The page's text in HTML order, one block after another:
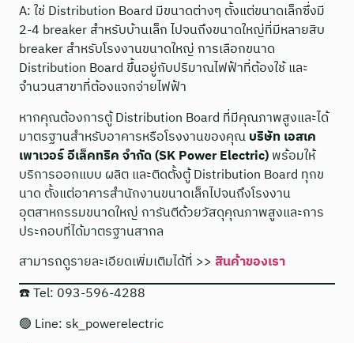
A: ใช่ Distribution Board มีขนาดต่างๆ ตั้งแต่ขนาดเล็กซึ่งมี
2-4 breaker สำหรับบ้านเล็ก ไปจนถึงขนาดใหญ่ที่มีหลายสิบ
breaker สำหรับโรงงานขนาดใหญ่ การเลือกขนาด
Distribution Board ขึ้นอยู่กับปริมาณไฟฟ้าที่ต้องใช้ และ
จำนวนสาขาที่ต้องแจกจ่ายไฟฟ้า
หากคุณต้องการตู้ Distribution Board ที่มีคุณภาพสูงและได้
มาตรฐานสำหรับอาคารหรือโรงงานของคุณบริษัท เอสเค
เพาเวอร์ อีเล็คทริค จำกัด (SK Power Electric)พร้อมให้
บริการออกแบบ ผลิต และติดตั้งตู้ Distribution Board ทุกข
นาด ตั้งแต่อาคารสำนักงานขนาดเล็กไปจนถึงโรงงาน
อุตสาหกรรมขนาดใหญ่ การันตีด้วยวัสดุคุณภาพสูงและการ
ประกอบที่ได้มาตรฐานสากล
สามารถดูรายละเอียดเพิ่มเติมได้ที่ >>สินค้าของเรา
☎️ Tel: 093-596-4288
🟢 Line: sk_powerelectric